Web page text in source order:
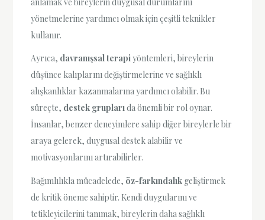
yönetmelerine yardımcı olmak için çeşitli teknikler
kullanır.
Ayrıca, davranışsal terapiyöntemleri, bireylerin
düşünce kalıplarını değiştirmelerine ve sağlıklı
alışkanlıklar kazanmalarına yardımcı olabilir. Bu
süreçte, destek gruplarıda önemli bir rol oynar.
İnsanlar, benzer deneyimlere sahip diğer bireylerle bir
araya gelerek, duygusal destek alabilir ve
motivasyonlarını artırabilirler.
Bağımlılıkla mücadelede, öz-farkındalık geliştirmek
de kritik öneme sahiptir. Kendi duygularını ve
tetikleyicilerini tanımak, bireylerin daha sağlıklı